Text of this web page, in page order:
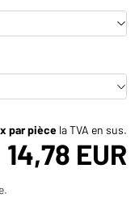
par pièce la TVA en sus.
14,78 EUR